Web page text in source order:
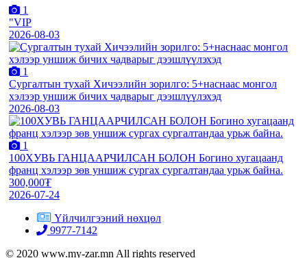
1
"VIP
2026-08-03
1
Сургалтын тухай Хичээлийн зорилго: 5+наснаас монгол
хэлээр уншиж бичих чадварыг дээшлүүлэхэд
2026-08-03
1
100ХУВЬ ГАНЦААРЧИЛСАН БОЛОН Богино хугацаанд
франц хэлээр зөв уншиж сургах сургалтандаа урьж байна.
300,000₮
2026-07-24
Үйлчилгээний нөхцөл
9977-7142
© 2020 www.my-zar.mn All rights reserved